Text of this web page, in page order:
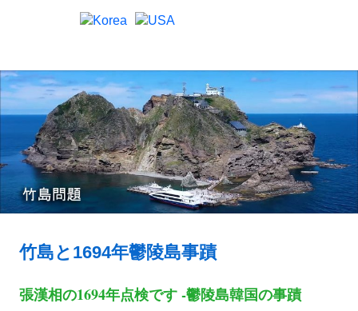
島
問
題
問
題
と
竹
の
歴
竹島と1694年鬱陵島事蹟
張漢相の1694年点検です -鬱陵島韓国の事蹟